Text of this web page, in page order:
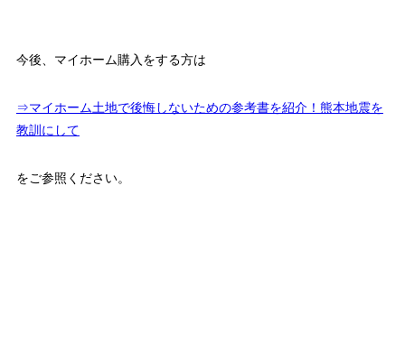
今後、マイホーム購入をする方は
⇒マイホーム土地で後悔しないための参考書を紹介！熊本地震を
教訓にして
をご参照ください。